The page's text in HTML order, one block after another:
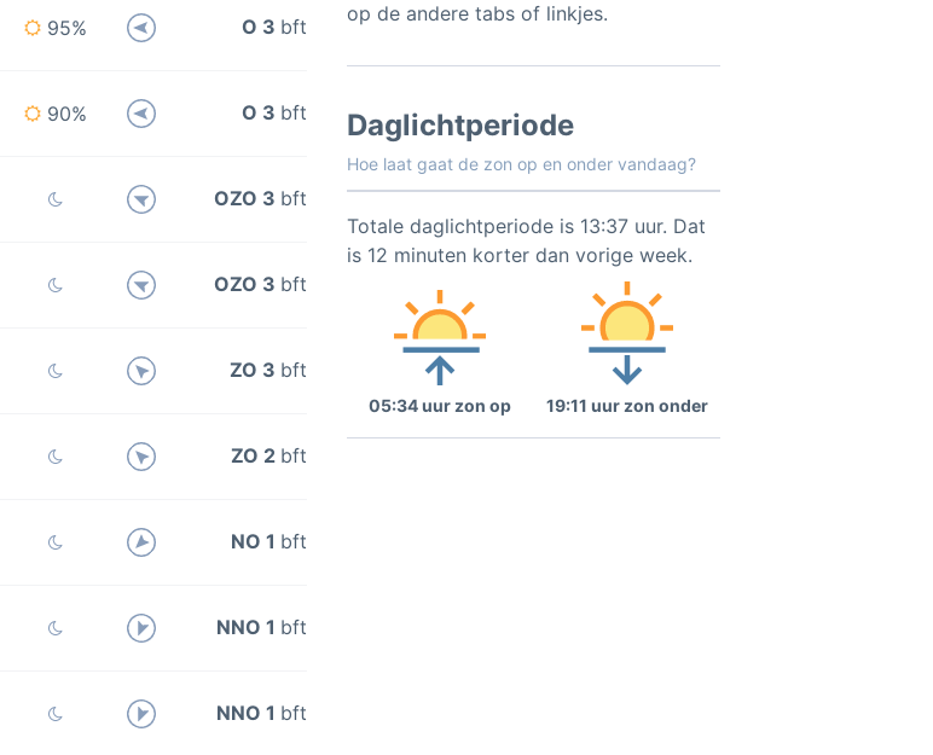
95% O 3 bft
90% O 3 bft
OZO 3 bft
OZO 3 bft
ZO 3 bft
ZO 2 bft
NO 1 bft
NNO 1 bft
NNO 1 bft
op de andere tabs of linkjes.
Daglichtperiode
Hoe laat gaat de zon op en onder vandaag?
Totale daglichtperiode is 13:37 uur. Dat
is 12 minuten korter dan vorige week.
05:34 uur zon op 19:11 uur zon onder